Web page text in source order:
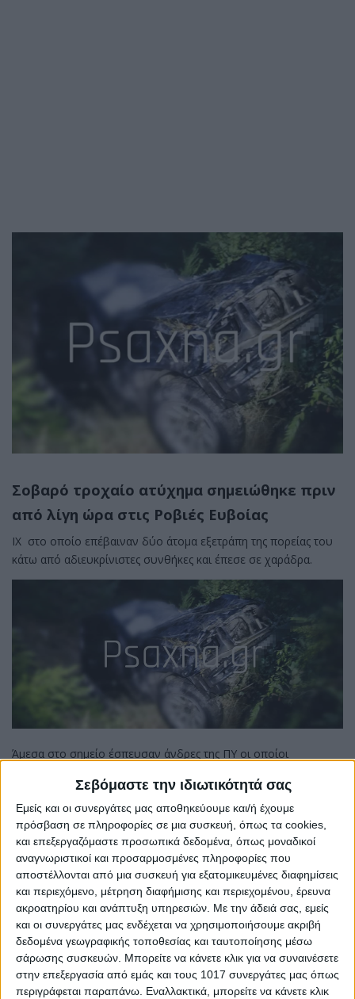
Σεβόμαστε την ιδιωτικότητά σας
Εμείς και οι συνεργάτες μας αποθηκεύουμε και/ή έχουμε
πρόσβαση σε πληροφορίες σε μια συσκευή, όπως τα cookies,
και επεξεργαζόμαστε προσωπικά δεδομένα, όπως μοναδικοί
αναγνωριστικοί και προσαρμοσμένες πληροφορίες που
αποστέλλονται από μια συσκευή για εξατομικευμένες διαφημίσεις
και περιεχόμενο, μέτρηση διαφήμισης και περιεχομένου, έρευνα
ακροατηρίου και ανάπτυξη υπηρεσιών. Με την άδειά σας, εμείς
και οι συνεργάτες μας ενδέχεται να χρησιμοποιήσουμε ακριβή
δεδομένα γεωγραφικής τοποθεσίας και ταυτοποίησης μέσω
σάρωσης συσκευών. Μπορείτε να κάνετε κλικ για να συναινέσετε
στην επεξεργασία από εμάς και τους 1017 συνεργάτες μας όπως
περιγράφεται παραπάνω. Εναλλακτικά, μπορείτε να κάνετε κλικ
Σοβαρό τροχαίο ατύχημα σημειώθηκε πριν
από λίγη ώρα στις Ροβιές Ευβοίας
ΙΧ στο οποίο επέβαιναν δύο άτομα εξετράπη της πορείας του
κάτω από αδιευκρίνιστες συνθήκες και έπεσε σε χαράδρα.
Άμεσα στο σημείο έσπευσαν άνδρες της ΠΥ οι οποίοι
Σύμφωνα με τις πληροφορίες ο ένας εκ των δύο ανασύρθηκε
χωρίς τις αισθήσεις του.
Στο σημείο βρίσκεται η Αστυνομία, η ΠΥ, και ασθενοφόρο του
ΕΚΑΒ.